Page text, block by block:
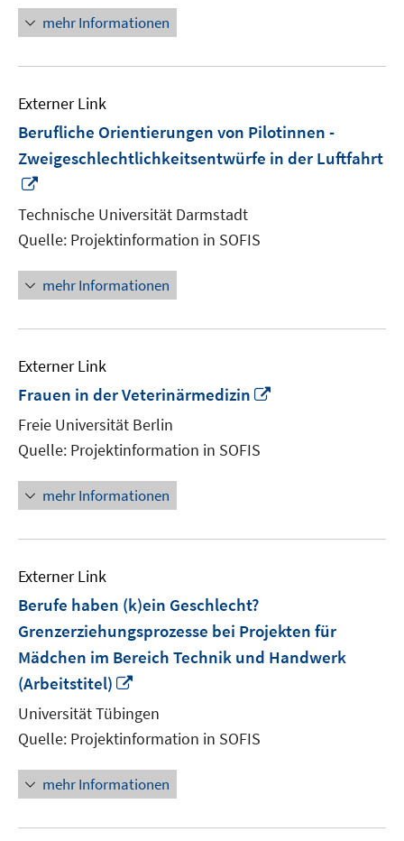
mehr Informationen
Externer Link
Berufliche Orientierungen von Pilotinnen -
Zweigeschlechtlichkeitsentwürfe in der Luftfahrt
neuem
Fenster
öffnen
Technische Universität Darmstadt
Quelle: Projektinformation in SOFIS
mehr Informationen
Externer Link
Frauen in der Veterinärmedizin
Freie Universität Berlin
Quelle: Projektinformation in SOFIS
mehr Informationen
Externer Link
Berufe haben (k)ein Geschlecht?
Grenzerziehungsprozesse bei Projekten für
Mädchen im Bereich Technik und Handwerk
(Arbeitstitel)
Fenster
öffnen
Universität Tübingen
Quelle: Projektinformation in SOFIS
mehr Informationen